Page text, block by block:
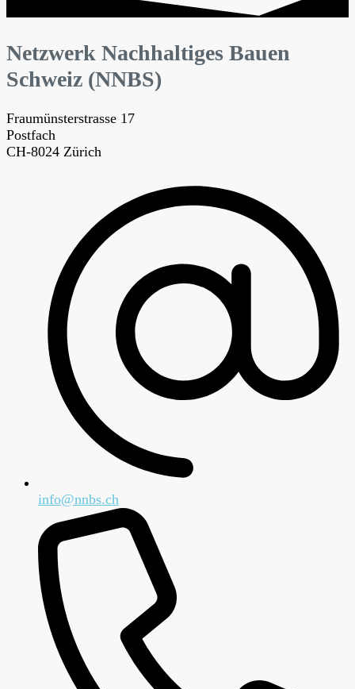
Netzwerk Nachhaltiges Bauen
Schweiz (NNBS)
Fraumünsterstrasse 17
Postfach
CH-8024 Zürich
info@nnbs.ch